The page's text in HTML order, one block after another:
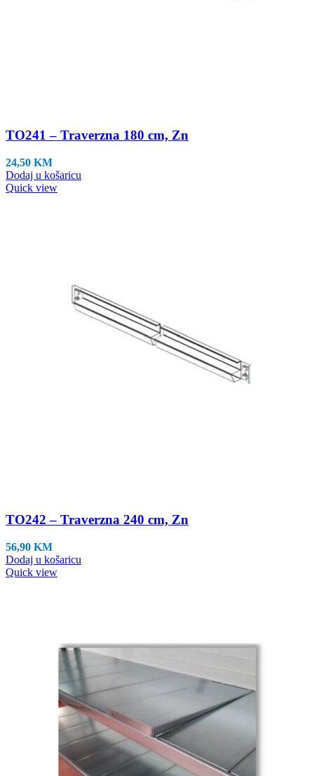
TO241 – Traverzna 180 cm, Zn
24,50 KM
Dodaj u košaricu
Quick view
TO242 – Traverzna 240 cm, Zn
56,90 KM
Dodaj u košaricu
Quick view